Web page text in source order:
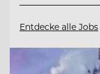
Entdecke alle Jobs